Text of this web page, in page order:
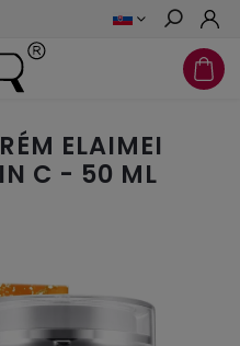
Hľadať
ELAIMEI
C - 50 ML